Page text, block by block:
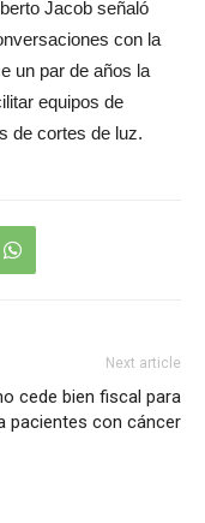
Jacob señaló
con la
un par de años la
equipos de
de cortes de luz.
Next article
cede bien fiscal para
pacientes con cáncer